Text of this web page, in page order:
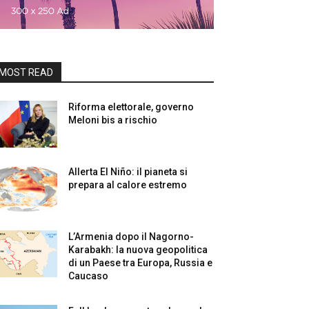
READ
Riforma elettorale, governo
Meloni bis a rischio
Allerta El Niño: il pianeta si
prepara al calore estremo
L’Armenia dopo il Nagorno-
Karabakh: la nuova geopolitica
di un Paese tra Europa, Russia e
Caucaso